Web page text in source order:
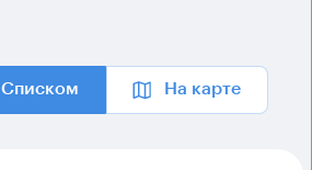
Списком На карте